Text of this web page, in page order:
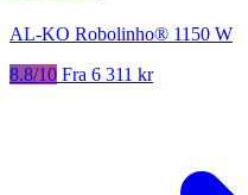
AL-KO Robolinho® 1150 W
8.8/10 Fra 6 311 kr